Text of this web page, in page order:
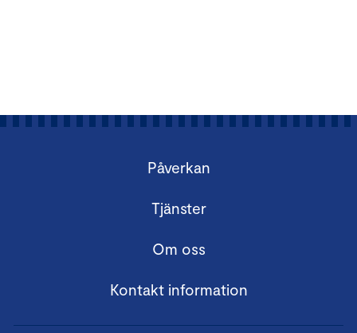
Påverkan
Tjänster
Om oss
Kontakt information